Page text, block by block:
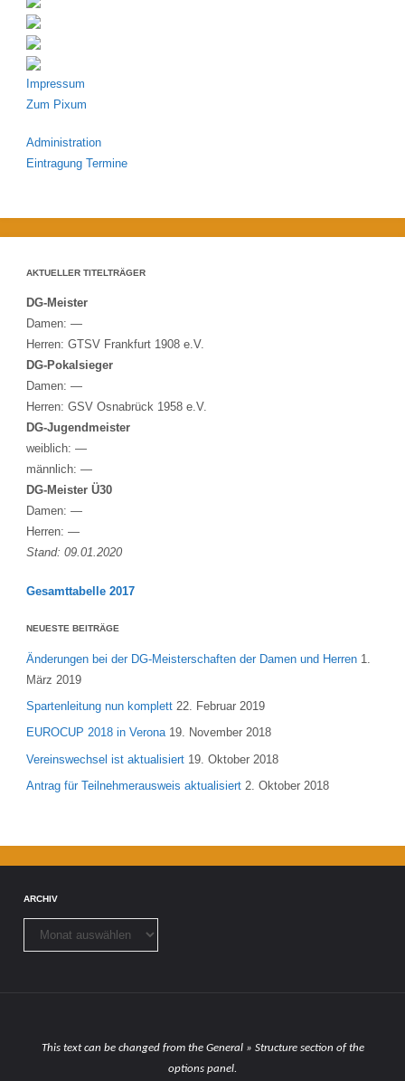
Impressum
Zum Pixum
Administration
Eintragung Termine
AKTUELLER TITELTRÄGER
DG-Meister
Damen: —
Herren: GTSV Frankfurt 1908 e.V.
DG-Pokalsieger
Damen: —
Herren: GSV Osnabrück 1958 e.V.
DG-Jugendmeister
weiblich: —
männlich: —
DG-Meister Ü30
Damen: —
Herren: —
Stand: 09.01.2020
Gesamttabelle 2017
NEUESTE BEITRÄGE
Änderungen bei der DG-Meisterschaften der Damen und Herren 1.
März 2019
Spartenleitung nun komplett 22. Februar 2019
EUROCUP 2018 in Verona 19. November 2018
Vereinswechsel ist aktualisiert 19. Oktober 2018
Antrag für Teilnehmerausweis aktualisiert 2. Oktober 2018
ARCHIV
Archiv
This text can be changed from the General » Structure section of the
options panel.